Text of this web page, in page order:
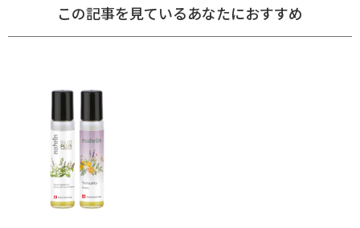
この記事を見ているあなたにおすすめ